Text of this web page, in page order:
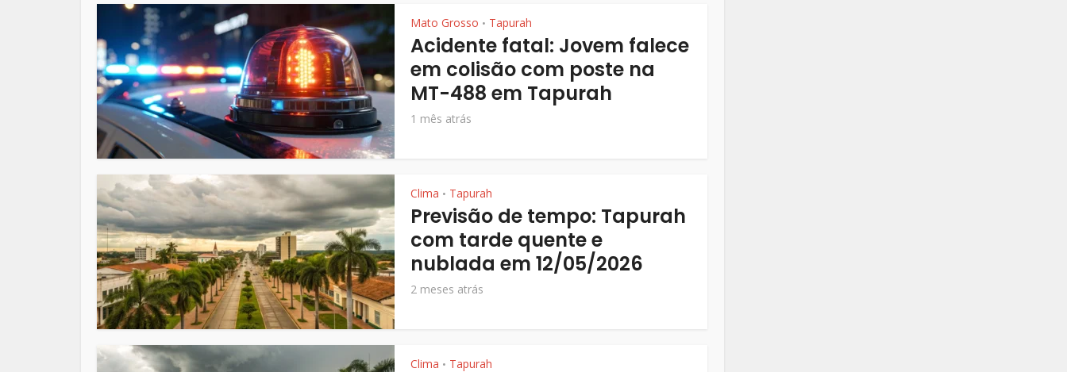
Mato Grosso • Tapurah
Acidente fatal: Jovem falece
em colisão com poste na
MT-488 em Tapurah
1 mês atrás
Clima • Tapurah
Previsão de tempo: Tapurah
com tarde quente e
nublada em 12/05/2026
2 meses atrás
Clima • Tapurah